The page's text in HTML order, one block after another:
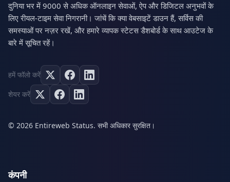
दुनिया भर में 9000 से अधिक ऑनलाइन सेवाओं, ऐप और डिजिटल अनुभवों के
लिए रीयल-टाइम सेवा निगरानी। जांचें कि क्या वेबसाइटें डाउन हैं, सर्विस की
समस्याओं पर नज़र रखें, और हमारे व्यापक स्टेटस डैशबोर्ड के साथ आउटेज के
बारे में सूचित रहें।
हमें फॉलो करें
शेयर करें
© 2026 Entireweb Status. सभी अधिकार सुरक्षित।
कंपनी